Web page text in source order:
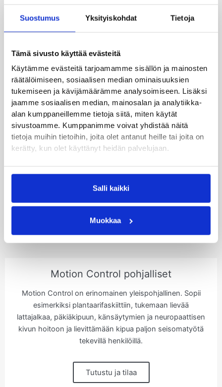
Suostumus Yksityiskohdat Tietoja
Tämä sivusto käyttää evästeitä
Käytämme evästeitä tarjoamamme sisällön ja mainosten
räätälöimiseen, sosiaalisen median ominaisuuksien
tukemiseen ja kävijämäärämme analysoimiseen. Lisäksi
jaamme sosiaalisen median, mainosalan ja analytiikka-
alan kumppaneillemme tietoja siitä, miten käytät
sivustoamme. Kumppanimme voivat yhdistää näitä
tietoja muihin tietoihin, joita olet antanut heille tai joita on
kerätty, kun olet käyttänyt heidän palvelujaan.
Salli kaikki
Muokkaa
Päkiän alueen kivun hoitopaketti
nahkapäällysteisiä päkiäpelotteja, jalkaterän
harjoitusohjelma
Tutustu ja tilaa
Motion Control pohjalliset
Motion Control on erinomainen yleispohjallinen. Sopii
esimerkiksi plantaarifaskiittiin, tukemaan lievää
lattajalkaa, päkiäkipuun, känsäytymien ja neuropaattisen
kivun hoitoon ja lievittämään kipua paljon seisomatyötä
tekevillä henkilöillä.
Tutustu ja tilaa